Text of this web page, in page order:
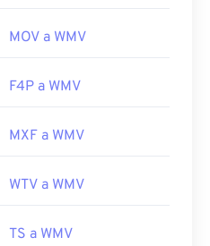
MOV a WMV
F4P a WMV
MXF a WMV
WTV a WMV
TS a WMV